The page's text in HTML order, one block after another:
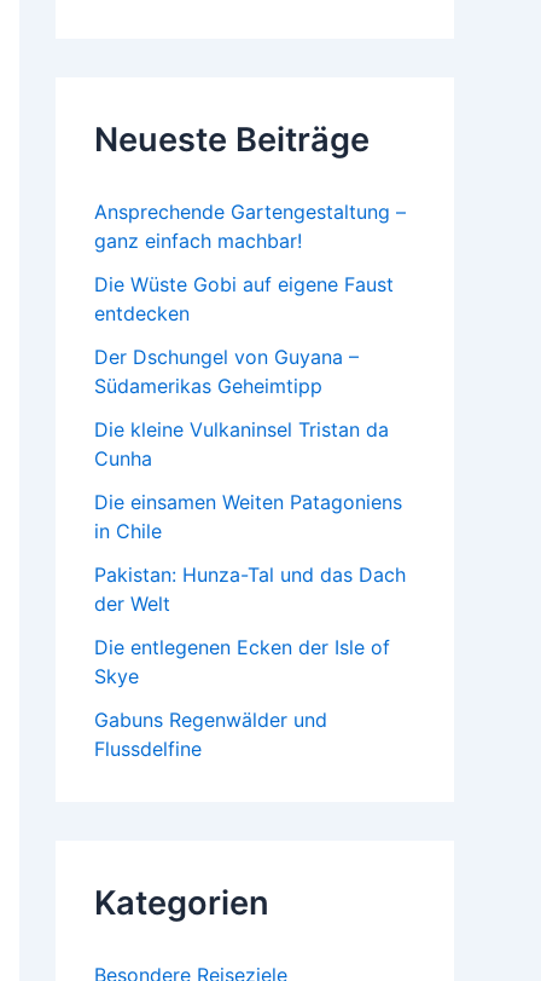
Neueste Beiträge
Ansprechende Gartengestaltung –
ganz einfach machbar!
Die Wüste Gobi auf eigene Faust
entdecken
Der Dschungel von Guyana –
Südamerikas Geheimtipp
Die kleine Vulkaninsel Tristan da
Cunha
Die einsamen Weiten Patagoniens
in Chile
Pakistan: Hunza-Tal und das Dach
der Welt
Die entlegenen Ecken der Isle of
Skye
Gabuns Regenwälder und
Flussdelfine
Kategorien
Besondere Reiseziele